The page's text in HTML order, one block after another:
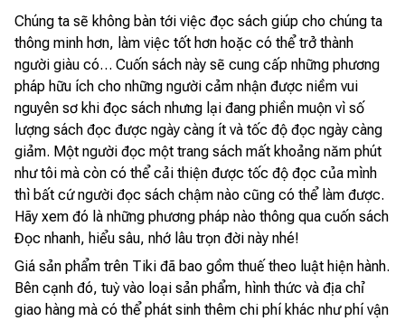
Chúng ta sẽ không bàn tới việc đọc sách giúp cho chúng ta
thông minh hơn, làm việc tốt hơn hoặc có thể trở thành
người giàu có… Cuốn sách này sẽ cung cấp những phương
pháp hữu ích cho những người cảm nhận được niềm vui
nguyên sơ khi đọc sách nhưng lại đang phiền muộn vì số
lượng sách đọc được ngày càng ít và tốc độ đọc ngày càng
giảm. Một người đọc một trang sách mất khoảng năm phút
như tôi mà còn có thể cải thiện được tốc độ đọc của mình
thì bất cứ người đọc sách chậm nào cũng có thể làm được.
Hãy xem đó là những phương pháp nào thông qua cuốn sách
Đọc nhanh, hiểu sâu, nhớ lâu trọn đời này nhé!
Giá sản phẩm trên Tiki đã bao gồm thuế theo luật hiện hành.
Bên cạnh đó, tuỳ vào loại sản phẩm, hình thức và địa chỉ
giao hàng mà có thể phát sinh thêm chi phí khác như phí vận